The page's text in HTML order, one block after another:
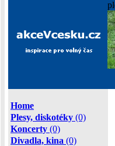
Home
Plesy, diskotéky (0)
Koncerty (0)
Divadla, kina (0)